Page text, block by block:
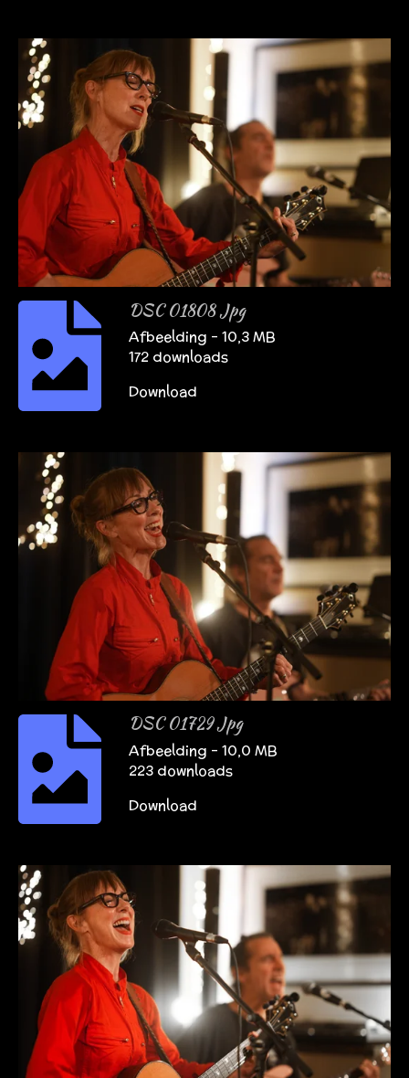
DSC 01808 Jpg
Afbeelding – 10,3 MB
172 downloads
Download
DSC 01729 Jpg
Afbeelding – 10,0 MB
223 downloads
Download